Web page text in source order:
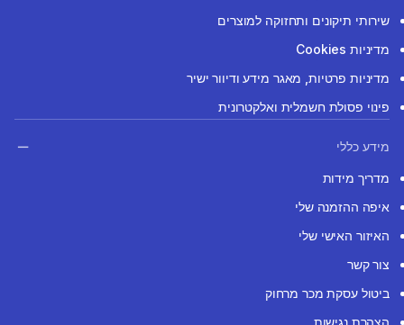
שירותי תיקונים ותחזוקה למוצרים
מדיניות Cookies
מדיניות פרטיות, מאגר מידע ודיוור ישיר
פינוי פסולת חשמלית ואלקטרונית
מידע כללי
מדריך מידות
איפה ההזמנה שלי
האיזור האישי שלי
צור קשר
ביטול עסקת מכר מרחוק